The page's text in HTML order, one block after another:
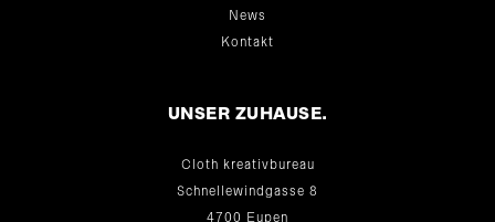
News
Kontakt
UNSER ZUHAUSE.
Cloth kreativbureau
Schnellewindgasse 8